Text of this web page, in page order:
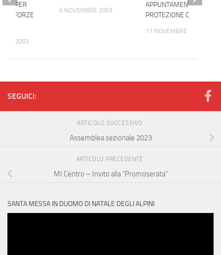
6 NOVEMBRE 2003
APPUNTAMENTI DELLA
PROTEZIONE CIVILE
11 NOVEMBRE 2003
PER
FORZE
2003
SEGUICI:
ARTICOLO SUCCESSIVO
Assemblea sezionale 2023
ARTICOLO PRECEDENTE
MI Centro – Invito alla “Promoserata”
SANTA MESSA IN DUOMO DI NATALE DEGLI ALPINI